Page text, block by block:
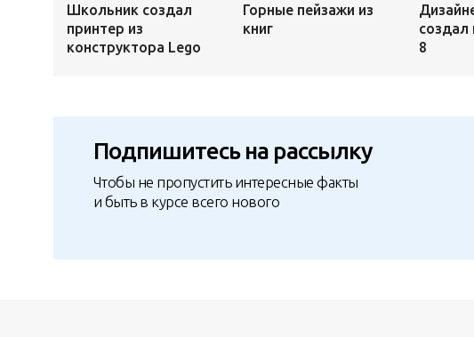
Школьник создал
принтер из
конструктора Lego
Горные пейзажи из
книг
создал
8
Подпишитесь на рассылку
Чтобы не пропустить интересные факты
и быть в курсе всего нового